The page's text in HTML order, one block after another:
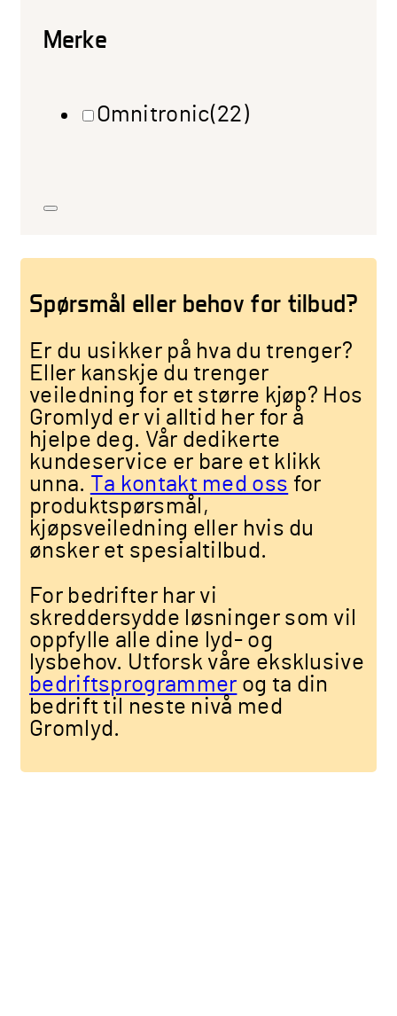
Merke
Omnitronic(22)
Spørsmål eller behov for tilbud?
Er du usikker på hva du trenger?
Eller kanskje du trenger
veiledning for et større kjøp? Hos
Gromlyd er vi alltid her for å
hjelpe deg. Vår dedikerte
kundeservice er bare et klikk
unna.
Ta kontakt med oss for
produktspørsmål,
kjøpsveiledning eller hvis du
ønsker et spesialtilbud.
For bedrifter har vi
skreddersydde løsninger som vil
oppfylle alle dine lyd- og
lysbehov. Utforsk våre eksklusive
bedriftsprogrammer og ta din
bedrift til neste nivå med
Gromlyd.